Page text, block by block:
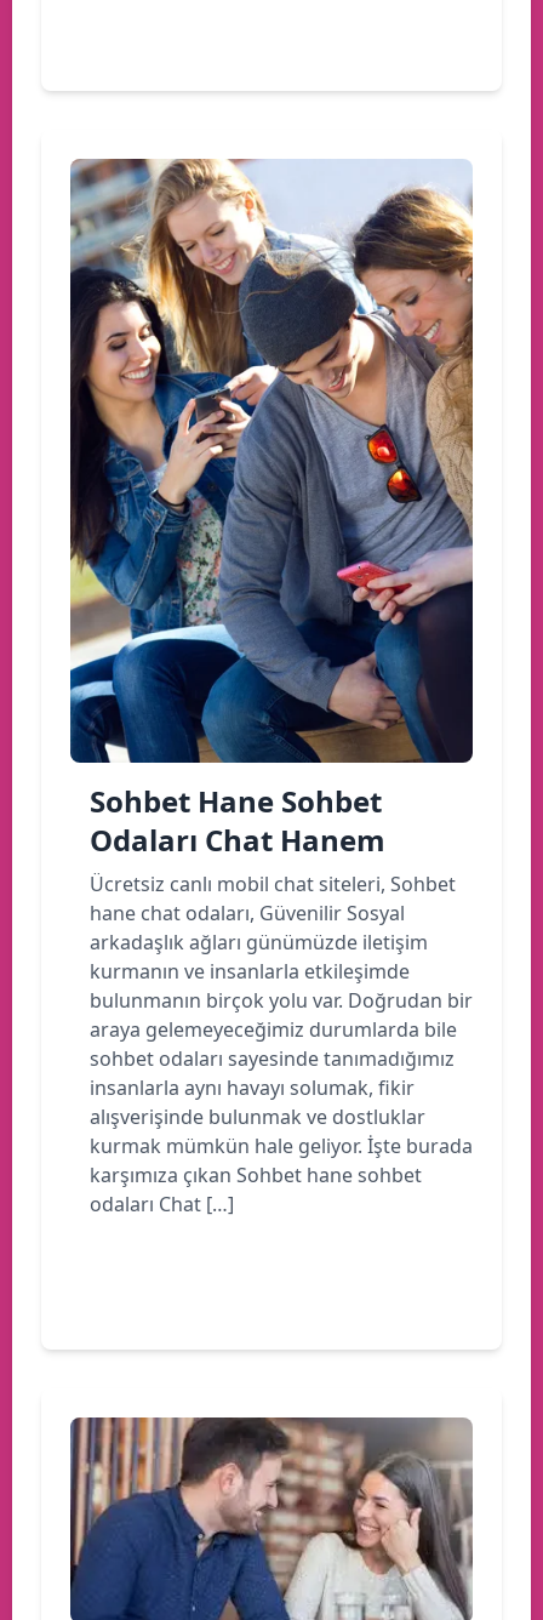
Sohbet Hane Sohbet
Odaları Chat Hanem
Ücretsiz canlı mobil chat siteleri, Sohbet
hane chat odaları, Güvenilir Sosyal
arkadaşlık ağları günümüzde iletişim
kurmanın ve insanlarla etkileşimde
bulunmanın birçok yolu var. Doğrudan bir
araya gelemeyeceğimiz durumlarda bile
sohbet odaları sayesinde tanımadığımız
insanlarla aynı havayı solumak, fikir
alışverişinde bulunmak ve dostluklar
kurmak mümkün hale geliyor. İşte burada
karşımıza çıkan Sohbet hane sohbet
odaları Chat […]